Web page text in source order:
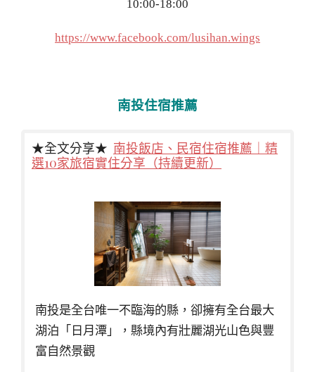
10:00-18:00
https://www.facebook.com/lusihan.wings
南投住宿推薦
★全文分享★ 南投飯店、民宿住宿推薦｜精
選10家旅宿實住分享（持續更新）
南投是全台唯一不臨海的縣，卻擁有全台最大
湖泊「日月潭」，縣境內有壯麗湖光山色與豐
富自然景觀